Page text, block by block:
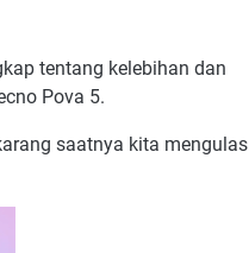
tentang kelebihan dan
Pova 5.
saatnya kita mengulas